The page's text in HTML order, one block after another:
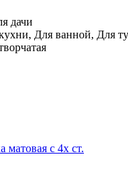
дачи
Для ванной, Для
матовая с 4х ст.